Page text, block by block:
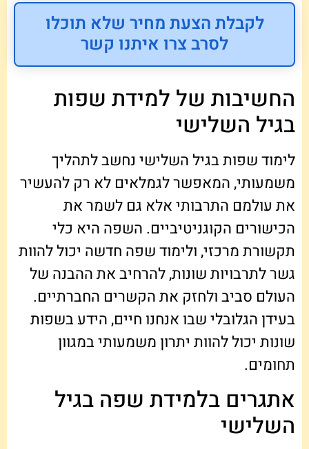
לקבלת הצעת מחיר שלא תוכלו
לסרב צרו איתנו קשר
החשיבות של למידת שפות
בגיל השלישי
לימוד שפות בגיל השלישי נחשב לתהליך
משמעותי, המאפשר לגמלאים לא רק להעשיר
את עולמם התרבותי אלא גם לשמר את
הכישורים הקוגניטיביים. השפה היא כלי
תקשורת מרכזי, ולימוד שפה חדשה יכול להוות
גשר לתרבויות שונות, להרחיב את ההבנה של
העולם סביב ולחזק את הקשרים החברתיים.
בעידן הגלובלי שבו אנחנו חיים, הידע בשפות
שונות יכול להוות יתרון משמעותי במגוון
תחומים.
אתגרים בלמידת שפה בגיל
השלישי